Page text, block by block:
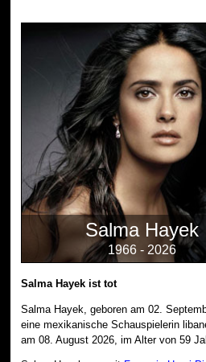
Salma Hayek
1966 - 2026
Salma Hayek ist tot
Salma Hayek, geboren am 02.
eine mexikanische Schauspielerin
am 08. August 2026, im Alter von 59